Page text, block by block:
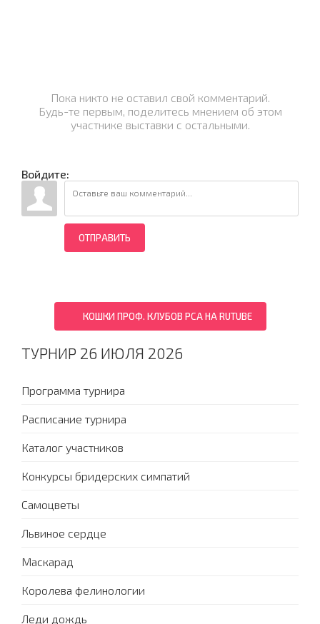
Пока никто не оставил свой комментарий.
Будь-те первым, поделитесь мнением об этом
участнике выставки с остальными.
Войдите:
ОТПРАВИТЬ
КОШКИ ПРОФ. КЛУБОВ PCA НА RUTUBE
ТУРНИР 26 ИЮЛЯ 2026
Программа турнира
Расписание турнира
Каталог участников
Конкурсы бридерских симпатий
Самоцветы
Львиное сердце
Маскарад
Королева фелинологии
Леди дождь